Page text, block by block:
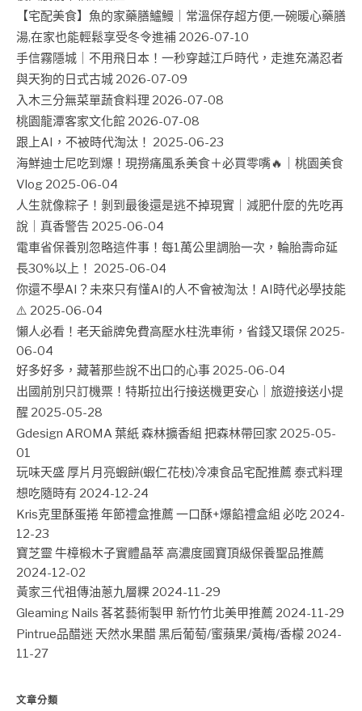
【宅配美食】魚的家藥膳鱸鰻｜常溫保存超方便,一碗暖心藥膳
湯,在家也能輕鬆享受冬令進補 2026-07-10
手信霧隱城｜不用飛日本！一秒穿越江戶時代，走進充滿忍者
與天狗的日式古城 2026-07-09
入木三分無菜單蔬食料理 2026-07-08
桃園龍潭客家文化館 2026-07-08
跟上AI，不被時代淘汰！ 2025-06-23
海鮮迪士尼吃到爆！現撈痛風系美食＋必買零嘴🔥｜桃園美食
Vlog 2025-06-04
人生就像粽子！剝到最後還是逃不掉現實｜減肥什麼的先吃再
說｜真香警告 2025-06-04
電車省保養別忽略這件事！每1萬公里調胎一次，輪胎壽命延
長30%以上！ 2025-06-04
你還不學AI？未來只有懂AI的人不會被淘汰！AI時代必學技能
⚠️ 2025-06-04
懶人必看！老天爺牌免費高壓水柱洗車術，省錢又環保 2025-
06-04
好多好多，藏著那些說不出口的心事 2025-06-04
出國前別只訂機票！特斯拉出行接送機更安心｜旅遊接送小提
醒 2025-05-28
Gdesign AROMA 葉紙 森林擴香組 把森林帶回家 2025-05-
01
玩味天盛 厚片月亮蝦餅(蝦仁花枝)冷凍食品宅配推薦 泰式料理
想吃隨時有 2024-12-24
Kris克里酥蛋捲 年節禮盒推薦 一口酥+爆餡禮盒組 必吃 2024-
12-23
寶芝靈 牛樟椴木子實體晶萃 高濃度國寶頂級保養聖品推薦
2024-12-02
黃家三代祖傳油蔥九層粿 2024-11-29
Gleaming Nails 茖茗藝術製甲 新竹竹北美甲推薦 2024-11-29
Pintrue品醋迷 天然水果醋 黑后葡萄/蜜蘋果/黃梅/香檬 2024-
11-27
文章分類